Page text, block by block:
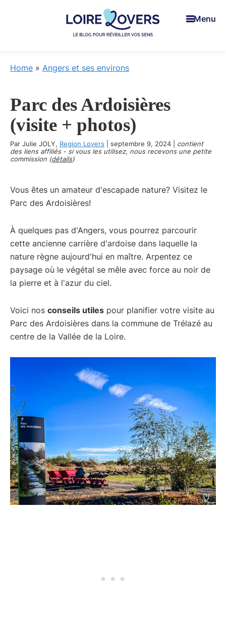
réveiller
en
Loire
Le
blog
et
Menu
Home » Angers et ses environs
Parc des Ardoisières
(visite + photos)
Par Julie JOLY, Region Lovers septembre 9, 2024
contient
des liens affiliés - si vous les utilisez, nous recevons une petite
commission (détails)
Vous êtes un amateur d'escapade nature? Visitez le
Parc des Ardoisières!
À quelques pas d'Angers, vous pourrez parcourir
cette ancienne carrière d'ardoise dans laquelle la
nature règne aujourd'hui en maître. Arpentez ce
paysage où le végétal se mêle avec force au noir de
la pierre et à l'azur du ciel.
Voici nos conseils utiles pour planifier votre visite au
Parc des Ardoisières dans la commune de Trélazé au
centre de la Vallée de la Loire.